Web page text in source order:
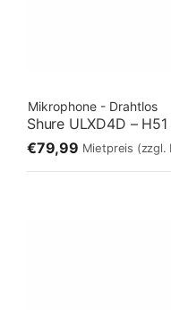
Mikrophone - Drahtlos
Shure ULXD4D –
€79,99 Mietpreis (zzgl.